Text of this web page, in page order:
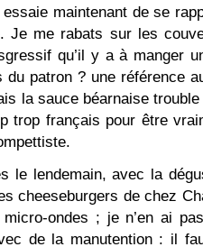
maintenant de se
Je me rabats sur les
qu’il y a à manger
patron ? une référence
la sauce béarnaise
trop français pour être
le lendemain, avec la
cheeseburgers de chez
ondes ; je n’en ai
de la manutention : il